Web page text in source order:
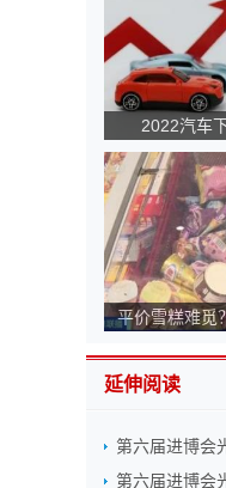
2022汽车
平价雪糕难觅
延伸阅读
第六届进博会
第六届进博会